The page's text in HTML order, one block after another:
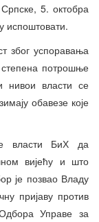
5. октобра
испоштовати.
због успоравања
потрошње
нивои власти се
обавезе које
власти БиХ да
вијећу и што
је позвао Владу
пријаву против
Управе за